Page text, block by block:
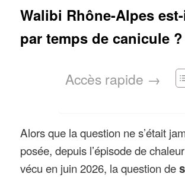
Walibi Rhône-Alpes
par temps de canicule ?
Accès rapide →
Alors que la question ne s’était
posée, depuis l’épisode de
vécu en juin 2026, la question de